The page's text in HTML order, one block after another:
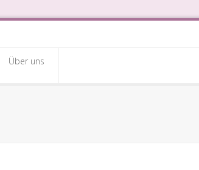
Über uns